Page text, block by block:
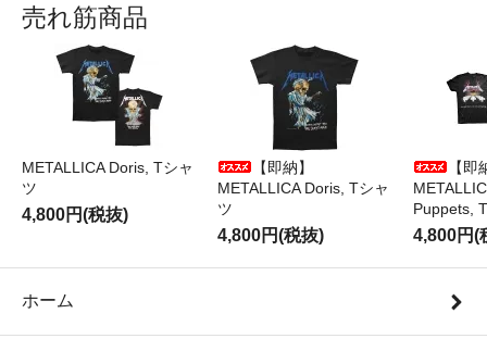
売れ筋商品
METALLICA Doris, Tシャ
ツ
4,800円(税抜)
【即納】
METALLICA Doris, Tシャ
ツ
4,800円(税抜)
【即
Puppets,
4,800円(
ホーム